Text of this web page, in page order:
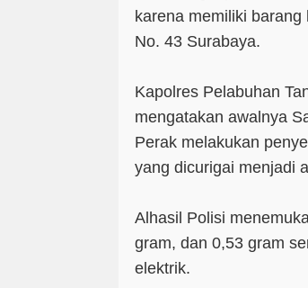
karena memiliki
No. 43 Surabaya.
Kapolres Pelabuhan
mengatakan awalnya
Perak melakukan
yang dicurigai menjadi
Alhasil Polisi
gram, dan 0,53 gram
elektrik.